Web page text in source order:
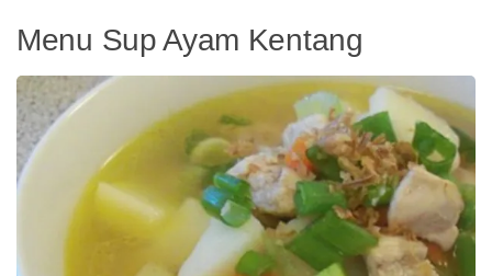
Menu Sup Ayam Kentang